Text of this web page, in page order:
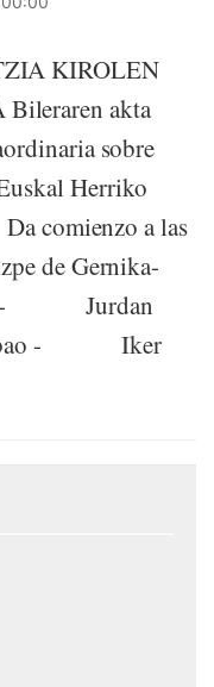
KIROLEN
akta
sobre
Herriko
comienzo a las
de Gernika-
- Jurdan
- Iker